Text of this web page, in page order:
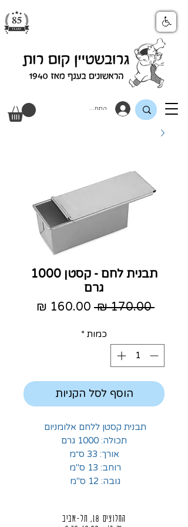
התחבר
תבנית לחם - קסטן 1000
גרם
‏170.00 ‏₪
מחיר
כמות *
הוסף לסל הקניות
תבנית קסטן ללחם אלומניום
תכולה: 1000 גרם
אורך: 33 ס״מ
רוחב: 13 ס"מ
גובה: 12 ס"מ
החלוצים 18, תל-אביב